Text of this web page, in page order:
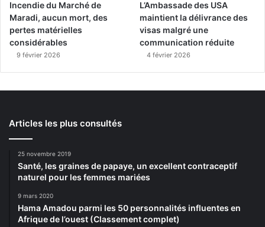
Incendie du Marché de
Maradi, aucun mort, des
pertes matérielles
considérables
9 février 2026
L’Ambassade des USA
maintient la délivrance des
visas malgré une
communication réduite
4 février 2026
Articles les plus consultés
25 novembre 2019
Santé, les graines de papaye, un excellent contraceptif
naturel pour les femmes mariées
9 mars 2020
Hama Amadou parmi les 50 personnalités influentes en
Afrique de l’ouest (Classement complet)